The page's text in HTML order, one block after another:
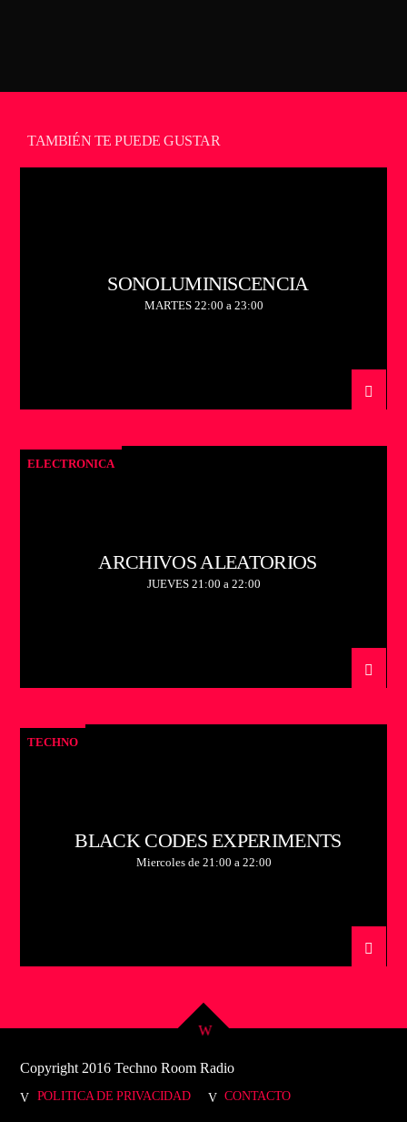
TAMBIÉN TE PUEDE GUSTAR
SONOLUMINISCENCIA
MARTES 22:00 a 23:00
ELECTRONICA
ARCHIVOS ALEATORIOS
JUEVES 21:00 a 22:00
TECHNO
BLACK CODES EXPERIMENTS
Miercoles de 21:00 a 22:00
Copyright 2016 Techno Room Radio
POLITICA DE PRIVACIDAD CONTACTO